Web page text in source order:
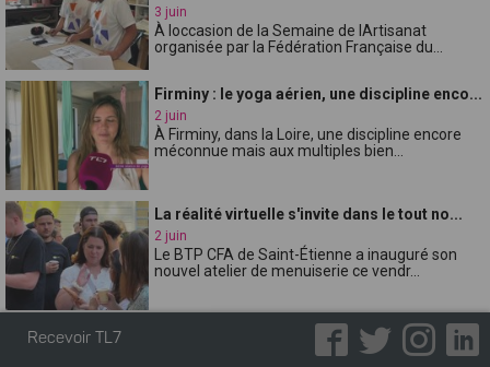
3 juin
À loccasion de la Semaine de lArtisanat
organisée par la Fédération Française du...
Firminy : le yoga aérien, une discipline enco...
2 juin
À Firminy, dans la Loire, une discipline encore
méconnue mais aux multiples bien...
La réalité virtuelle s'invite dans le tout no...
2 juin
Le BTP CFA de Saint-Étienne a inauguré son
nouvel atelier de menuiserie ce vendr...
" Permis pour la vie " : près de 290 écoliers...
Recevoir TL7